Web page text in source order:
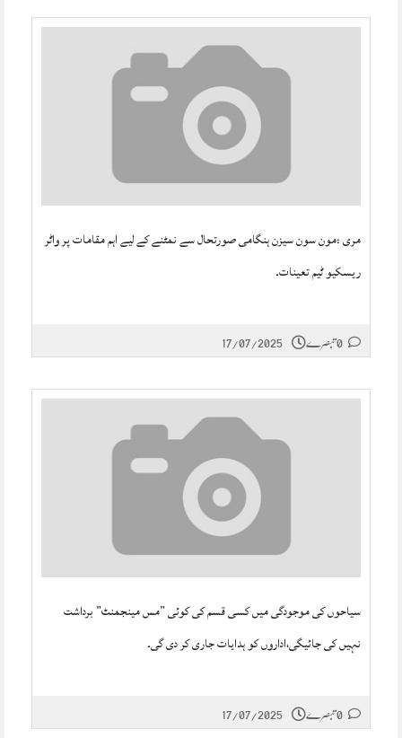
مری :مون سون سیزن ہنگامی صورتحال سے نمٹنے کے لیے اہم مقامات پر واٹر
ریسکیو ٹیم تعینات۔
17/07/2025
سیاحوں کی موجودگی میں کسی قسم کی کوئی ”مس مینجمنٹ” برداشت
نہیں کی جائیگی،اداروں کو ہدایات جاری کر دی گی۔
17/07/2025